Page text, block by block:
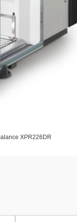
XPR226DR